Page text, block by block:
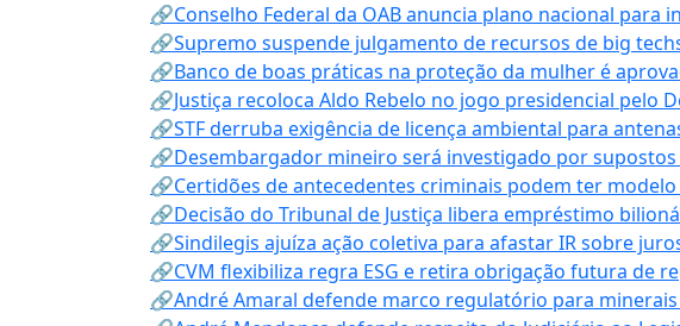
🔗Conselho Federal da OAB anuncia plano nacional para
🔗Supremo suspende julgamento de recursos de big
🔗Banco de boas práticas na proteção da mulher é
🔗Justiça recoloca Aldo Rebelo no jogo presidencial pelo
🔗STF derruba exigência de licença ambiental para
🔗Desembargador mineiro será investigado por supostos
🔗Certidões de antecedentes criminais podem ter
🔗Decisão do Tribunal de Justiça libera empréstimo
🔗Sindilegis ajuíza ação coletiva para afastar IR sobre
🔗CVM flexibiliza regra ESG e retira obrigação futura de
🔗André Amaral defende marco regulatório para